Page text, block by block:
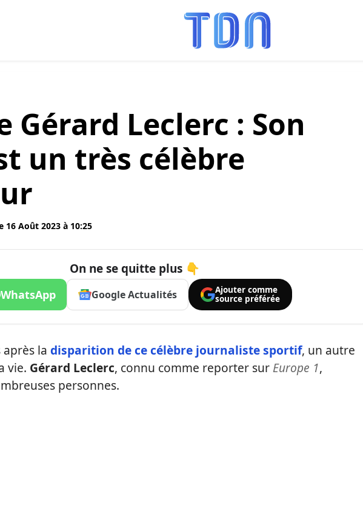
Gérard Leclerc : Son
un très célèbre
16 Août 2023 à 10:25
On ne se quitte plus 👇
WhatsApp Google Actualités
Ajouter comme
source préférée
la disparition de ce célèbre journaliste sportif, un autre
vie. Gérard Leclerc, connu comme reporter sur Europe 1,
personnes.